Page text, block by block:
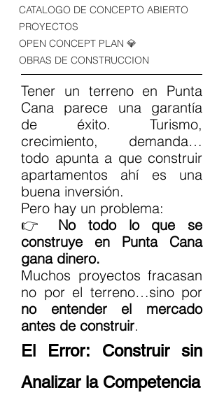
CATALOGO DE CONCEPTO ABIERTO
PROYECTOS
OPEN CONCEPT PLAN 💎
OBRAS DE CONSTRUCCION
Tener un terreno en Punta
Cana parece una garantía
de éxito. Turismo,
crecimiento, demanda…
todo apunta a que construir
apartamentos ahí es una
buena inversión.
Pero hay un problema:
👉 No todo lo que se
construye en Punta Cana
gana dinero.
Muchos proyectos fracasan
no entender el mercado
antes de construir.
El Error: Construir sin
Analizar la Competencia